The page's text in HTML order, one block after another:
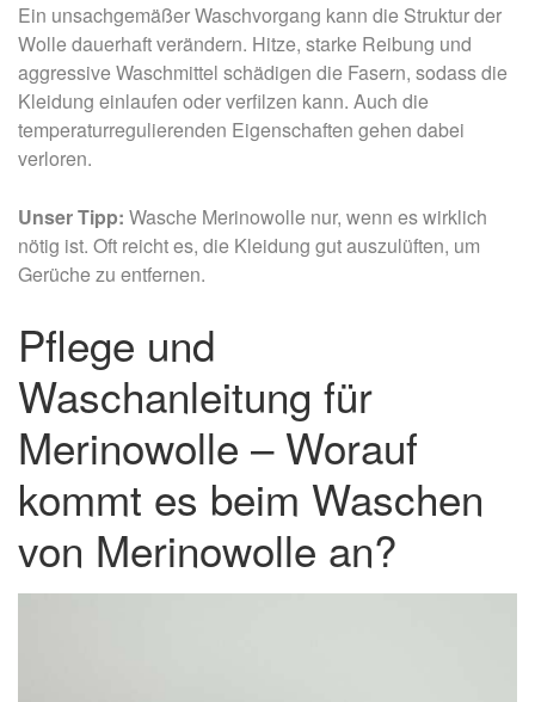
Ein unsachgemäßer Waschvorgang kann die Struktur der
Wolle dauerhaft verändern. Hitze, starke Reibung und
aggressive Waschmittel schädigen die Fasern, sodass die
Kleidung einlaufen oder verfilzen kann. Auch die
temperaturregulierenden Eigenschaften gehen dabei
verloren.
Unser Tipp: Wasche Merinowolle nur, wenn es wirklich
nötig ist. Oft reicht es, die Kleidung gut auszulüften, um
Gerüche zu entfernen.
Pflege und
Waschanleitung für
Merinowolle – Worauf
kommt es beim Waschen
von Merinowolle an?